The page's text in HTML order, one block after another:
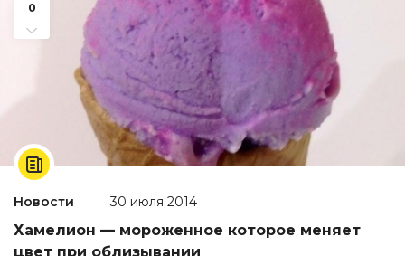
0
Новости 30 июля 2014
Хамелион — мороженное которое меняет
цвет при облизывании